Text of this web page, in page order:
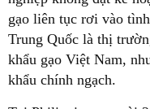
gạo liên tục rơi vào
Trung Quốc là thị
khẩu gạo Việt Nam,
khẩu chính ngạch.